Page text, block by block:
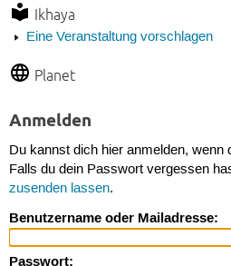
Ikhaya
Eine Veranstaltung vorschlagen
Planet
Anmelden
Du kannst dich hier anmelden, wenn
Falls du dein Passwort vergessen
zusenden lassen.
Benutzername oder Mailadresse:
Passwort: